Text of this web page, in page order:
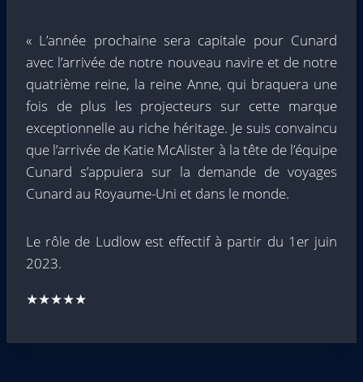
« L’année prochaine sera capitale pour Cunard
avec l’arrivée de notre nouveau navire et de notre
quatrième reine, la reine Anne, qui braquera une
fois de plus les projecteurs sur cette marque
exceptionnelle au riche héritage. Je suis convaincu
que l’arrivée de Katie McAlister à la tête de l’équipe
Cunard s’appuiera sur la demande de voyages
Cunard au Royaume-Uni et dans le monde.
Le rôle de Ludlow est effectif à partir du 1er juin
2023.
★★★★★